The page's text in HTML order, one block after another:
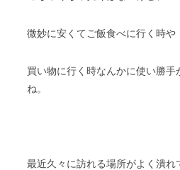
微妙に安くてご飯食べに行く時や
買い物に行く時なんかに使い勝
ね。
最近久々に訪れる場所がよく潰れ